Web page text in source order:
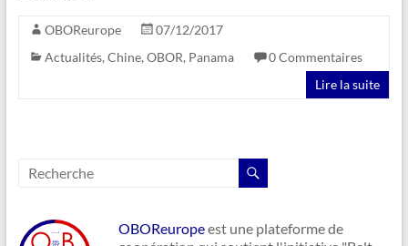
OBOReurope
07/12/2017
Actualités, Chine, OBOR, Panama
0 Commentaires
Lire la suite
OBOReuropeest une plateforme de